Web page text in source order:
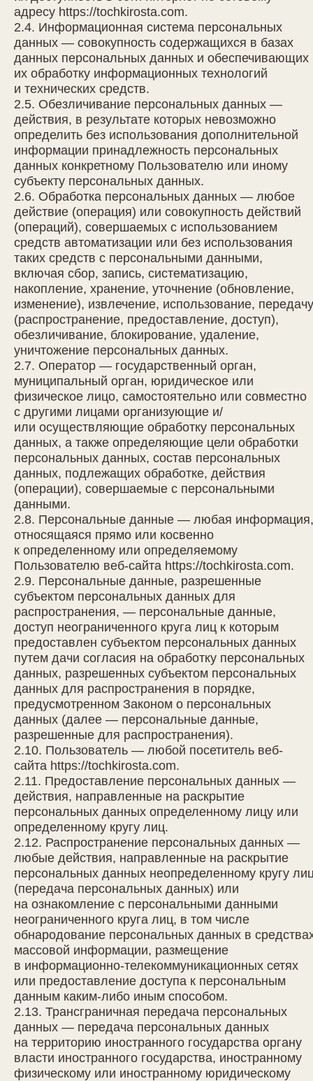
адресу https://tochkirosta.com.
2.4. Информационная система персональных
данных — совокупность содержащихся в базах
данных персональных данных и обеспечивающих
их обработку информационных технологий
и технических средств.
2.5. Обезличивание персональных данных —
действия, в результате которых невозможно
определить без использования дополнительной
информации принадлежность персональных
данных конкретному Пользователю или иному
субъекту персональных данных.
2.6. Обработка персональных данных — любое
действие (операция) или совокупность действий
(операций), совершаемых с использованием
средств автоматизации или без использования
таких средств с персональными данными,
включая сбор, запись, систематизацию,
накопление, хранение, уточнение (обновление,
изменение), извлечение, использование, передачу
(распространение, предоставление, доступ),
обезличивание, блокирование, удаление,
уничтожение персональных данных.
2.7. Оператор — государственный орган,
муниципальный орган, юридическое или
физическое лицо, самостоятельно или совместно
с другими лицами организующие и/
или осуществляющие обработку персональных
данных, а также определяющие цели обработки
персональных данных, состав персональных
данных, подлежащих обработке, действия
(операции), совершаемые с персональными
данными.
2.8. Персональные данные — любая информация,
относящаяся прямо или косвенно
к определенному или определяемому
Пользователю веб-сайта https://tochkirosta.com.
2.9. Персональные данные, разрешенные
субъектом персональных данных для
распространения, — персональные данные,
доступ неограниченного круга лиц к которым
предоставлен субъектом персональных данных
путем дачи согласия на обработку персональных
данных, разрешенных субъектом персональных
данных для распространения в порядке,
предусмотренном Законом о персональных
данных (далее — персональные данные,
разрешенные для распространения).
2.10. Пользователь — любой посетитель веб-
сайта https://tochkirosta.com.
2.11. Предоставление персональных данных —
действия, направленные на раскрытие
персональных данных определенному лицу или
определенному кругу лиц.
2.12. Распространение персональных данных —
любые действия, направленные на раскрытие
персональных данных неопределенному кругу
(передача персональных данных) или
на ознакомление с персональными данными
неограниченного круга лиц, в том числе
обнародование персональных данных в
массовой информации, размещение
в информационно-телекоммуникационных сетях
или предоставление доступа к персональным
данным каким-либо иным способом.
2.13. Трансграничная передача персональных
данных — передача персональных данных
на территорию иностранного государства органу
власти иностранного государства, иностранному
физическому или иностранному юридическому